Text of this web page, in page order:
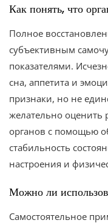
Как понять, что
Полное
субъективным
показателями.
сна, аппетита и
признаки, но не
желательно оценить
органов с помощью
стабильность
настроения и
Можно ли
Самостоятельное